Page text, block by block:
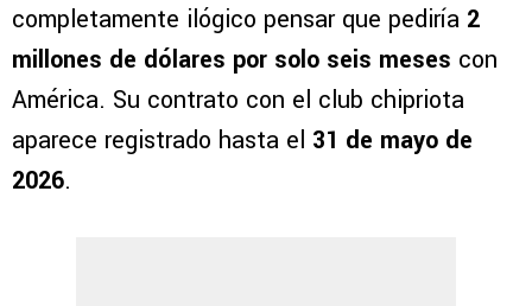
completamente ilógico pensar que pediría 2
millones de dólares por solo seis meses con
América. Su contrato con el club chipriota
aparece registrado hasta el 31 de mayo de
2026.